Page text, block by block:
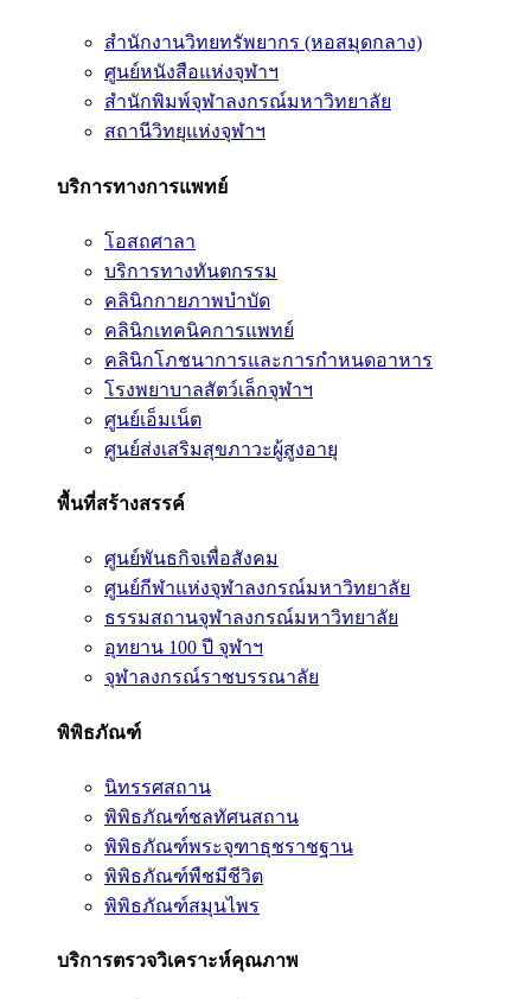
สำนักงานวิทยทรัพยากร (หอสมุดกลาง)
ศูนย์หนังสือแห่งจุฬาฯ
สำนักพิมพ์จุฬาลงกรณ์มหาวิทยาลัย
สถานีวิทยุแห่งจุฬาฯ
บริการทางการแพทย์
โอสถศาลา
บริการทางทันตกรรม
คลินิกกายภาพบำบัด
คลินิกเทคนิคการแพทย์
คลินิกโภชนาการและการกำหนดอาหาร
โรงพยาบาลสัตว์เล็กจุฬาฯ
ศูนย์เอ็มเน็ต
ศูนย์ส่งเสริมสุขภาวะผู้สูงอายุ
พื้นที่สร้างสรรค์
ศูนย์พันธกิจเพื่อสังคม
ศูนย์กีฬาแห่งจุฬาลงกรณ์มหาวิทยาลัย
ธรรมสถานจุฬาลงกรณ์มหาวิทยาลัย
อุทยาน 100 ปี จุฬาฯ
จุฬาลงกรณ์ราชบรรณาลัย
พิพิธภัณฑ์
นิทรรศสถาน
พิพิธภัณฑ์ชลทัศนสถาน
พิพิธภัณฑ์พระจุฑาธุชราชฐาน
พิพิธภัณฑ์พืชมีชีวิต
พิพิธภัณฑ์สมุนไพร
บริการตรวจวิเคราะห์คุณภาพ